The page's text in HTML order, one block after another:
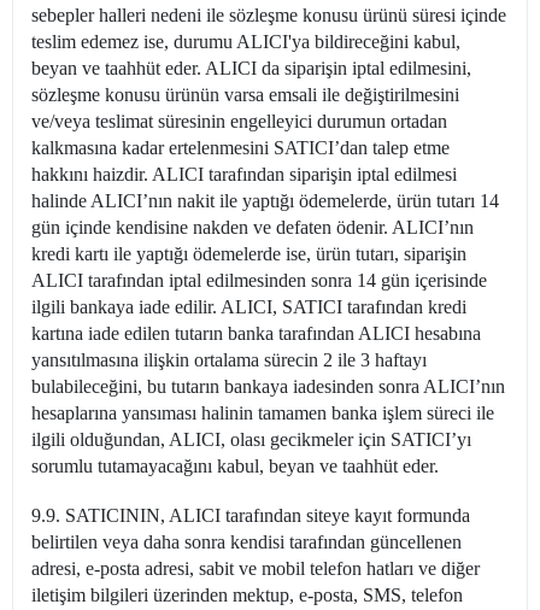
sebepler halleri nedeni ile sözleşme konusu ürünü süresi içinde
teslim edemez ise, durumu ALICI'ya bildireceğini kabul,
beyan ve taahhüt eder. ALICI da siparişin iptal edilmesini,
sözleşme konusu ürünün varsa emsali ile değiştirilmesini
ve/veya teslimat süresinin engelleyici durumun ortadan
kalkmasına kadar ertelenmesini SATICI’dan talep etme
hakkını haizdir. ALICI tarafından siparişin iptal edilmesi
halinde ALICI’nın nakit ile yaptığı ödemelerde, ürün tutarı 14
gün içinde kendisine nakden ve defaten ödenir. ALICI’nın
kredi kartı ile yaptığı ödemelerde ise, ürün tutarı, siparişin
ALICI tarafından iptal edilmesinden sonra 14 gün içerisinde
ilgili bankaya iade edilir. ALICI, SATICI tarafından kredi
kartına iade edilen tutarın banka tarafından ALICI hesabına
yansıtılmasına ilişkin ortalama sürecin 2 ile 3 haftayı
bulabileceğini, bu tutarın bankaya iadesinden sonra ALICI’nın
hesaplarına yansıması halinin tamamen banka işlem süreci ile
ilgili olduğundan, ALICI, olası gecikmeler için SATICI’yı
sorumlu tutamayacağını kabul, beyan ve taahhüt eder.
9.9. SATICININ, ALICI tarafından siteye kayıt formunda
belirtilen veya daha sonra kendisi tarafından güncellenen
adresi, e-posta adresi, sabit ve mobil telefon hatları ve diğer
iletişim bilgileri üzerinden mektup, e-posta, SMS, telefon